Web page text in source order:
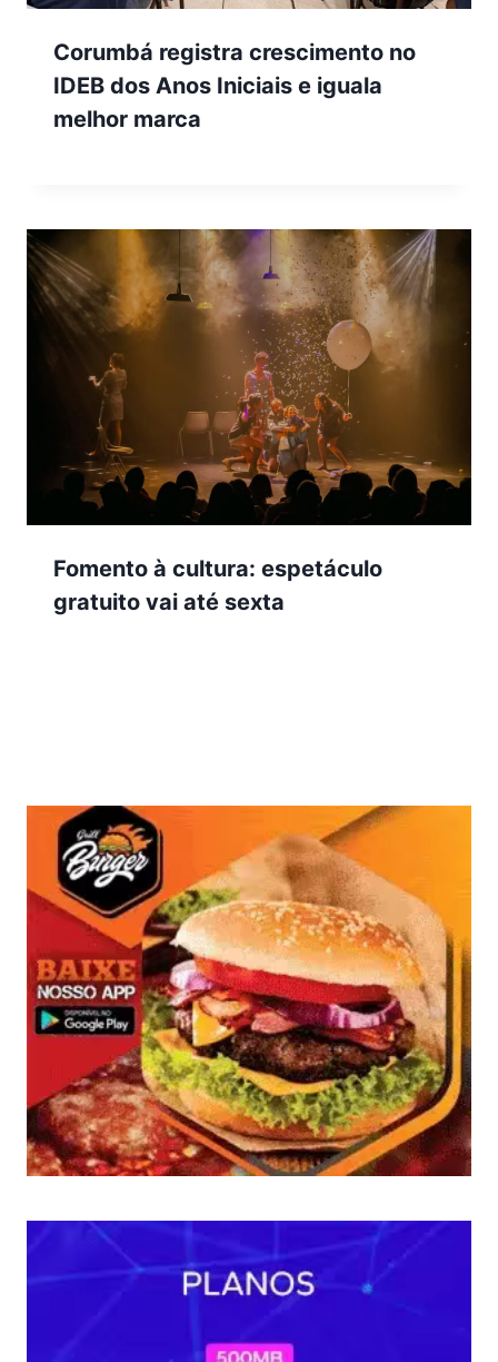
Corumbá registra crescimento no
IDEB dos Anos Iniciais e iguala
melhor marca
Fomento à cultura: espetáculo
gratuito vai até sexta